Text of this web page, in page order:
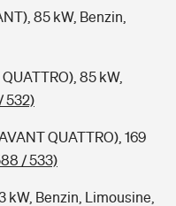
85 kW, Benzin,
85 kW,
532)
QUATTRO), 169
/ 533)
kW, Benzin, Limousine,